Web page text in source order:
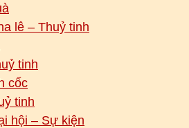
lê – Thuỷ tinh
tinh
cốc
tinh
hội – Sự kiện